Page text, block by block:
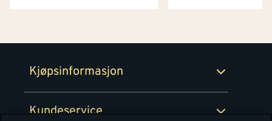
Kjøpsinformasjon
Retur- og angrerettsskjema
Kundeservice
Personvern